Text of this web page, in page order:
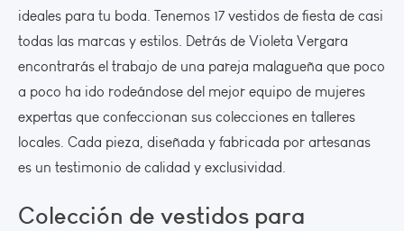
ideales para tu boda. Tenemos 17 vestidos de fiesta de casi
todas las marcas y estilos. Detrás de Violeta Vergara
encontrarás el trabajo de una pareja malagueña que poco
a poco ha ido rodeándose del mejor equipo de mujeres
expertas que confeccionan sus colecciones en talleres
locales. Cada pieza, diseñada y fabricada por artesanas
es un testimonio de calidad y exclusividad.
Colección de vestidos para